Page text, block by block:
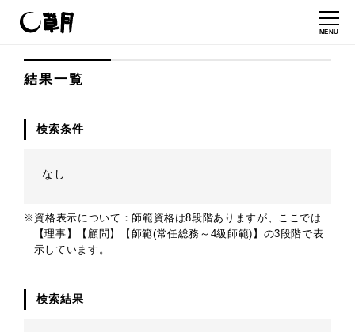
MENU
結果一覧
検索条件
なし
※資格表示について：師範資格は8段階ありますが、ここでは
【理事】【顧問】【師範(常任総務～4級師範)】の3段階で表
示しています。
検索結果